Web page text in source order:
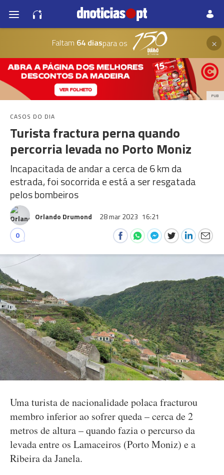
Faltam 64 diaspara os ×
PUB
CASOS DO DIA
Turista fractura perna quando
percorria levada no Porto Moniz
Incapacitada de andar a cerca de 6 km da
estrada, foi socorrida e está a ser resgatada
pelos bombeiros
Orlando Drumond 28 mar 2023 16:21
0
Uma turista de nacionalidade polaca fracturou
membro inferior ao sofrer queda – cerca de 2
metros de altura – quando fazia o percurso da
levada entre os Lamaceiros (Porto Moniz) e a
Ribeira da Janela.